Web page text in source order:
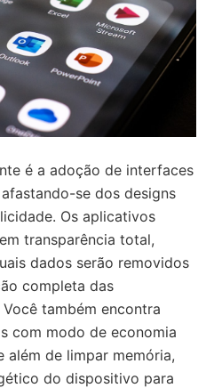
é a adoção de interfaces
se dos designs
Os aplicativos
transparência total,
dados serão removidos
completa das
também encontra
com modo de economia
além de limpar memória,
do dispositivo para